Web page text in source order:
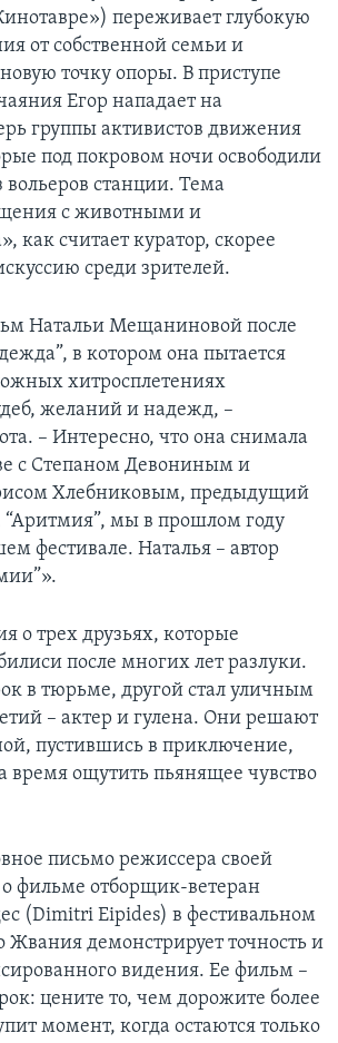
переживает глубокую
от собственной семьи и
точку опоры. В приступе
Егор нападает на
группы активистов движения
под покровом ночи освободили
станции. Тема
с животными и
как считает куратор, скорее
среди зрителей.
Натальи Мещаниновой после
в котором она пытается
хитросплетениях
желаний и надежд, –
– Интересно, что она снимала
с Степаном Девониным и
Хлебниковым, предыдущий
“Аритмия”, мы в прошлом году
фестивале. Наталья – автор
о трех друзьях, которые
после многих лет разлуки.
в тюрьме, другой стал уличным
– актер и гулена. Они решают
пустившись в приключение,
время ощутить пьянящее чувство
письмо режиссера своей
фильме отборщик-ветеран
(Dimitri Eipides) в фестивальном
Жвания демонстрирует точность и
видения. Ее фильм –
цените то, чем дорожите более
момент, когда остаются только